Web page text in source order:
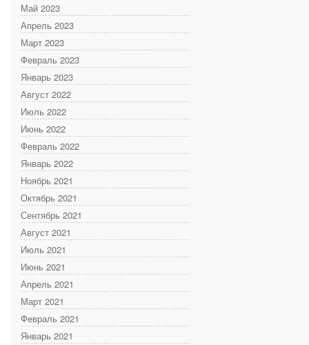
Май 2023
Апрель 2023
Март 2023
Февраль 2023
Январь 2023
Август 2022
Июль 2022
Июнь 2022
Февраль 2022
Январь 2022
Ноябрь 2021
Октябрь 2021
Сентябрь 2021
Август 2021
Июль 2021
Июнь 2021
Апрель 2021
Март 2021
Февраль 2021
Январь 2021